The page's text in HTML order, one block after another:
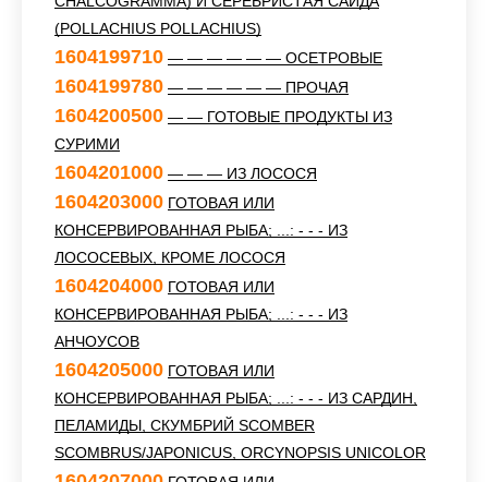
(POLLACHIUS POLLACHIUS)
1604199710 — — — — — — ОСЕТРОВЫЕ
1604199780 — — — — — — ПРОЧАЯ
1604200500 — — ГОТОВЫЕ ПРОДУКТЫ ИЗ
СУРИМИ
1604201000 — — — ИЗ ЛОСОСЯ
1604203000 ГОТОВАЯ ИЛИ
КОНСЕРВИРОВАННАЯ РЫБА; ...: - - - ИЗ
ЛОСОСЕВЫХ, КРОМЕ ЛОСОСЯ
1604204000 ГОТОВАЯ ИЛИ
КОНСЕРВИРОВАННАЯ РЫБА; ...: - - - ИЗ
АНЧОУСОВ
1604205000 ГОТОВАЯ ИЛИ
КОНСЕРВИРОВАННАЯ РЫБА; ...: - - - ИЗ САРДИН,
ПЕЛАМИДЫ, СКУМБРИЙ SCOMBER
SCOMBRUS/JAPONICUS, ORCYNOPSIS UNICOLOR